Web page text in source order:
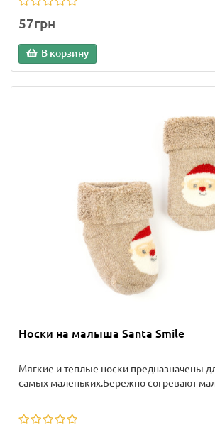
57грн
В корзину
Носки на малыша Santa Smile
Мягкие и теплые носки предназначены
самых маленьких.Бережно согревают